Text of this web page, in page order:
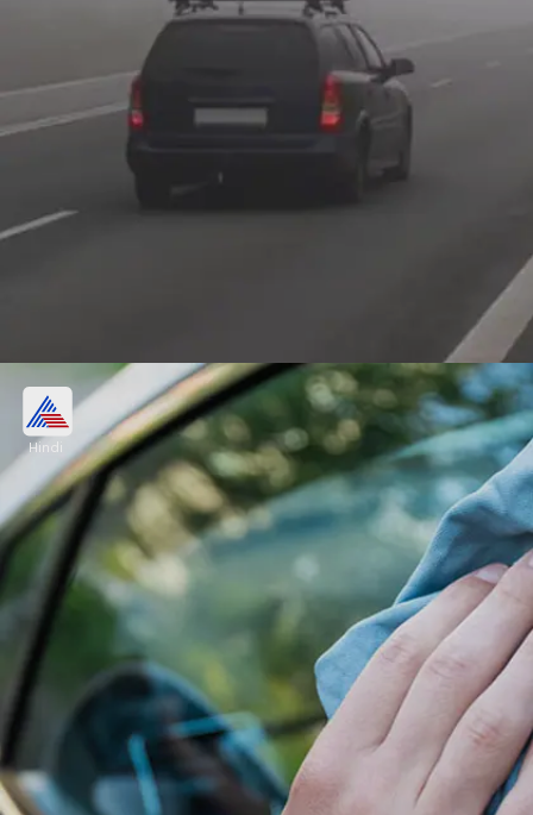
फॉग से बचाव के लिए कार का शीशा कुछ देर के लिए
खोल देंं
जब भी गाड़ी के शीशे पर फॉग जम जाए तो ड्राइविंग करते समय
कुछ देर के लिए कार का शीशा खोल दें। इससे कार की
विंडस्क्रीन पर फॉग नहीं जमेगा।
Image credits: freepik
Hindi